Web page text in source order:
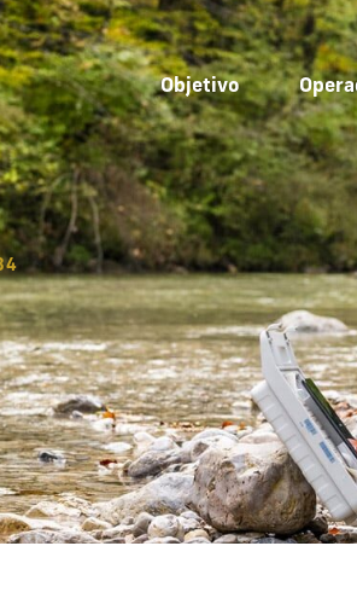
Objetivo